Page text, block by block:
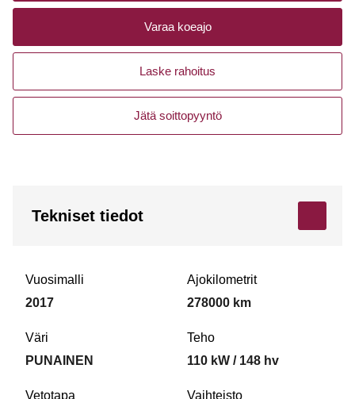
Varaa koeajo
Laske rahoitus
Jätä soittopyyntö
Tekniset tiedot
Vuosimalli
2017
Ajokilometrit
278000 km
Väri
PUNAINEN
Teho
110 kW / 148 hv
Vetotapa
Vaihteisto